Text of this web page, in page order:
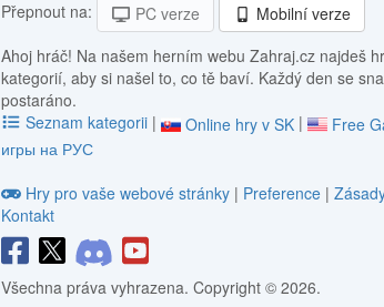
Přepnout na: PC verze
Mobilní verze
Ahoj hráč! Na našem herním webu Zahraj.cz najdeš
kategorií, aby si našel to, co tě baví. Každý den se
postaráno.
Seznam kategorii | Online hry v SK | Free
игры на РУС
Hry pro vaše webové stránky | Preference |
Kontakt
Všechna práva vyhrazena. Copyright © 2026.